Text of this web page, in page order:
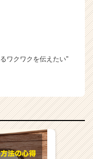
ワクワクを伝えたい"